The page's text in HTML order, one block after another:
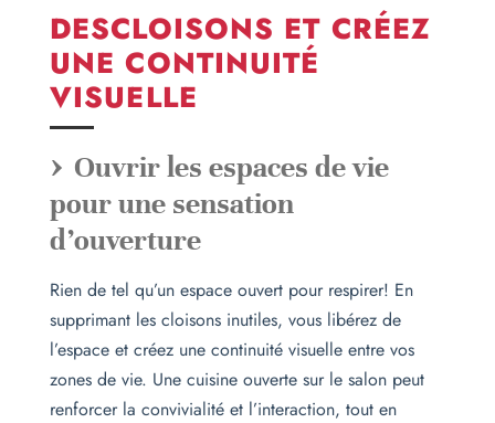
DESCLOISONS ET CRÉEZ
UNE CONTINUITÉ
VISUELLE
Ouvrir les espaces de vie
pour une sensation
d’ouverture
Rien de tel qu’un espace ouvert pour respirer! En
supprimant les cloisons inutiles, vous libérez de
l’espace et créez une continuité visuelle entre vos
zones de vie. Une cuisine ouverte sur le salon peut
renforcer la convivialité et l’interaction, tout en